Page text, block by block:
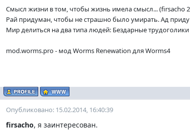
Смысл жизни в том, чтобы жизнь имела смысл... (firsacho
Рай придуман, чтобы не страшно было умирать. Ад
Мир делиться на два типа людей: Бездарные
mod.worms.pro - мод Worms Renewation для Worms4
Опубликовано: 15.02.2014, 16:40:39
firsacho, я заинтересован.